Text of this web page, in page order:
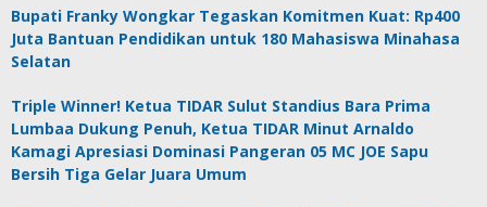
Bupati Franky Wongkar Tegaskan Komitmen Kuat: Rp400
Juta Bantuan Pendidikan untuk 180 Mahasiswa Minahasa
Selatan
Triple Winner! Ketua TIDAR Sulut Standius Bara Prima
Lumbaa Dukung Penuh, Ketua TIDAR Minut Arnaldo
Kamagi Apresiasi Dominasi Pangeran 05 MC JOE Sapu
Bersih Tiga Gelar Juara Umum